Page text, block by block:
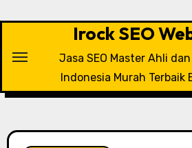
Irock SEO
Jasa SEO Master Ahli dan
Indonesia Murah Terbaik